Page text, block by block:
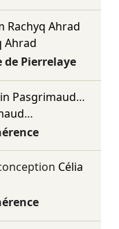
Rachyq Ahrad
Ahrad
Pierrelaye
Pasgrimaud…
…
Célia